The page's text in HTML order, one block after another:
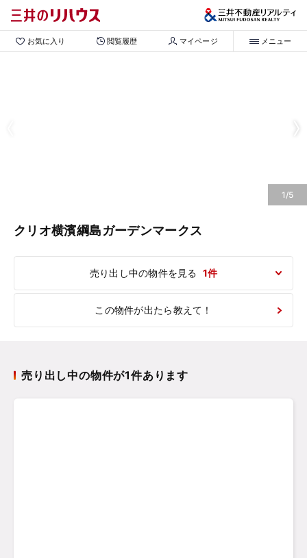
お気に入り 閲覧履歴 マイページ メニュー
1/5
クリオ横濱綱島ガーデンマークス
売り出し中の物件を見る 1件
この物件が出たら教えて！
売り出し中の物件が1件あります